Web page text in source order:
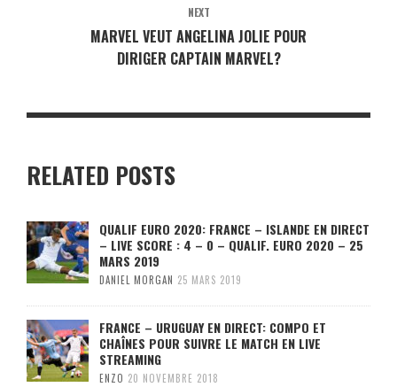
NEXT
MARVEL VEUT ANGELINA JOLIE POUR
DIRIGER CAPTAIN MARVEL?
RELATED POSTS
QUALIF EURO 2020: FRANCE – ISLANDE EN DIRECT
– LIVE SCORE : 4 – 0 – QUALIF. EURO 2020 – 25
MARS 2019
DANIEL MORGAN 25 MARS 2019
FRANCE – URUGUAY EN DIRECT: COMPO ET
CHAÎNES POUR SUIVRE LE MATCH EN LIVE
STREAMING
ENZO 20 NOVEMBRE 2018